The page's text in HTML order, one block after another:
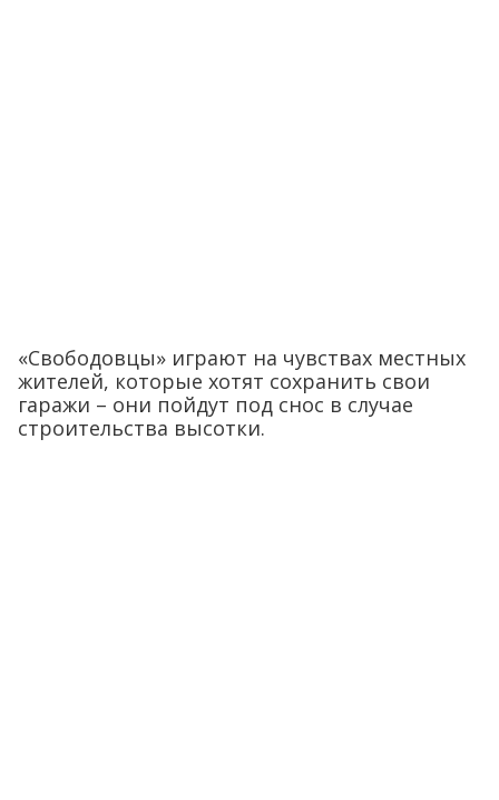
«Свободовцы» играют на чувствах местных
жителей, которые хотят сохранить свои
гаражи – они пойдут под снос в случае
строительства высотки.